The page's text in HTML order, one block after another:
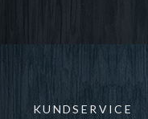
KUNDSERVICE